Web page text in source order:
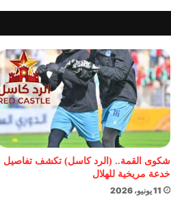
شكوى القمة.. (الرد كاسل) تكشف تفاصيل
خدعة مريخية للهلال
11 يونيو، 2026